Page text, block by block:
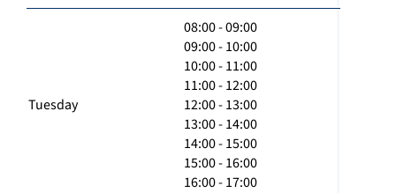
Tuesday
08:00 - 09:00
09:00 - 10:00
10:00 - 11:00
11:00 - 12:00
12:00 - 13:00
13:00 - 14:00
14:00 - 15:00
15:00 - 16:00
16:00 - 17:00